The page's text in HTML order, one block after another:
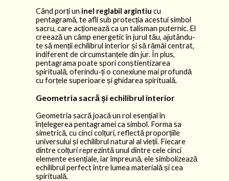
Când porți un inel reglabil argintiu cu
pentagramă, te afli sub protecția acestui simbol
sacru, care acționează ca un talisman puternic. El
creează un câmp energetic în jurul tău, ajutându-
te să menții echilibrul interior și să rămâi centrat,
indiferent de circumstanțele din jur. În plus,
pentagrama poate spori conștientizarea
spirituală, oferindu-ți o conexiune mai profundă
cu forțele superioare și ghidarea spirituală.
Geometria sacră și echilibrul interior
Geometria sacră joacă un rol esențial în
înțelegerea pentagramei ca simbol. Forma sa
simetrică, cu cinci colțuri, reflectă proporțiile
universului și echilibrul natural al vieții. Fiecare
dintre colțuri reprezintă unul dintre cele cinci
elemente esențiale, iar împreună, ele simbolizează
echilibrul perfect între lumea materială și cea
spirituală.